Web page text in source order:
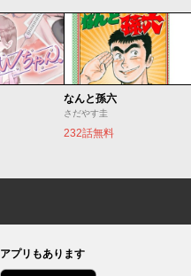
なんと孫六
さだやす圭
232話無料
アプリもあります